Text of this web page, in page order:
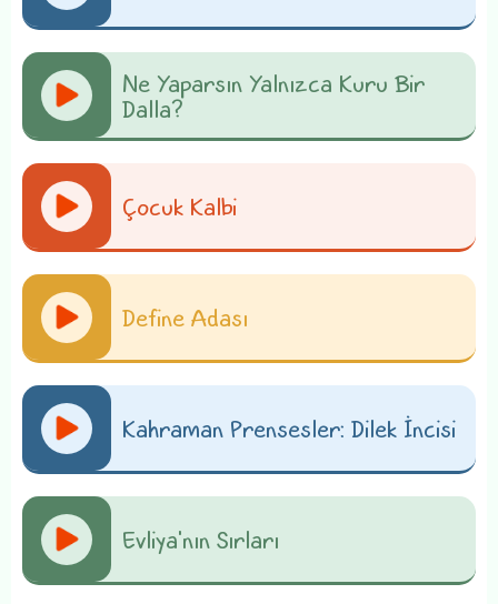
Ne Yaparsın Yalnızca Kuru Bir
Dalla?
Çocuk Kalbi
Define Adası
Kahraman Prensesler: Dilek İncisi
Evliya'nın Sırları